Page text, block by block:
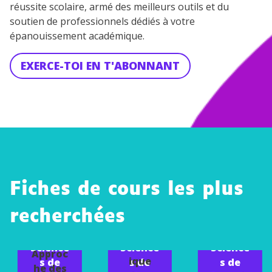
réussite scolaire, armé des meilleurs outils et du
soutien de professionnels dédiés à votre
épanouissement académique.
EXERCE-TOI EN T'ABONNANT
Fiches de cours les plus
recherchées
Science
s de
Approc
he des
Science
s de
Justific
ique
Science
s de